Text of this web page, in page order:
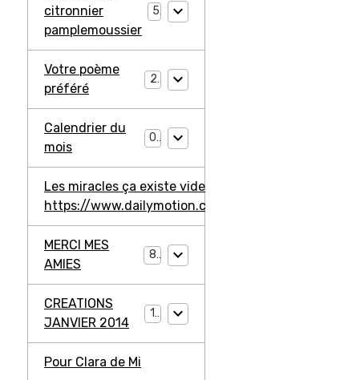
citronnier
pamplemoussier
5
Votre poème
préféré
2
Calendrier du
mois
0
Les miracles ça existe video ma jambe avant
https://www.dailymotion.com/video/
MERCI MES
AMIES
8
CREATIONS
JANVIER 2014
11
Pour Clara de Mi